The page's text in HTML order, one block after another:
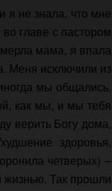
я не знала, что мне
главе с пастором
мама, я впала
Меня исключили из
мы общались.
как мы, и мы тебя
верить Богу дома,
здоровья,
четверых) –
жизнью. Так прошли